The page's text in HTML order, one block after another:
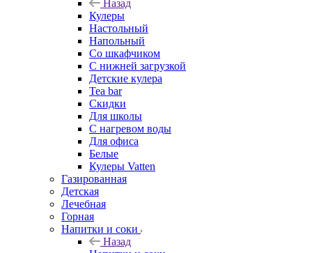
Назад
Кулеры
Настольный
Напольный
Со шкафчиком
С нижней загрузкой
Детские кулера
Tea bar
Скидки
Для школы
С нагревом воды
Для офиса
Белые
Кулеры Vatten
Газированная
Детская
Лечебная
Горная
Напитки и соки
Назад